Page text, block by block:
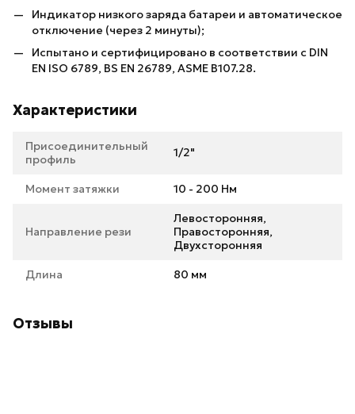
Индикатор низкого заряда батареи и автоматическое
отключение (через 2 минуты);
Испытано и сертифицировано в соответствии с DIN
EN ISO 6789, BS EN 26789, ASME B107.28.
Характеристики
Присоединительный
профиль
1/2"
Момент затяжки 10 - 200 Нм
Направление рези
Левосторонняя,
Правосторонняя,
Двухсторонняя
Длина 80 мм
Отзывы